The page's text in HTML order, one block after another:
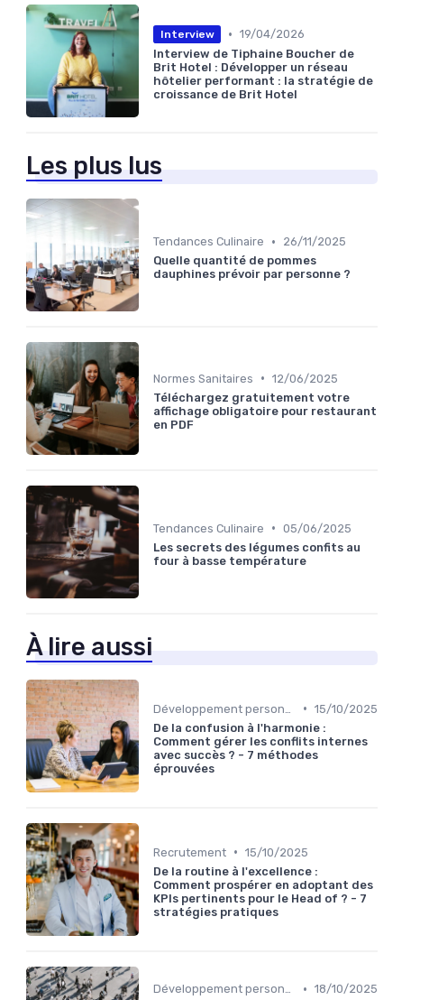
Interview • 19/04/2026
Interview de Tiphaine Boucher de
Brit Hotel : Développer un réseau
hôtelier performant : la stratégie de
croissance de Brit Hotel
Les plus lus
Tendances Culinaire •
26/11/2025
Quelle quantité de pommes
dauphines prévoir par personne ?
Normes Sanitaires • 12/06/2025
Téléchargez gratuitement votre
affichage obligatoire pour restaurant
en PDF
Tendances Culinaire • 05/06/2025
Les secrets des légumes confits au
four à basse température
À lire aussi
• 15/10/2025
De la confusion à l'harmonie :
Comment gérer les conflits internes
avec succès ? - 7 méthodes
éprouvées
Recrutement • 15/10/2025
De la routine à l'excellence :
Comment prospérer en adoptant des
KPIs pertinents pour le Head of ? - 7
stratégies pratiques
Développement personnel • 18/10/2025